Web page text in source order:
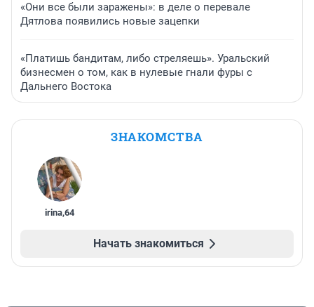
«Они все были заражены»: в деле о перевале
Дятлова появились новые зацепки
«Платишь бандитам, либо стреляешь». Уральский
бизнесмен о том, как в нулевые гнали фуры с
Дальнего Востока
ЗНАКОМСТВА
irina,64
Начать знакомиться